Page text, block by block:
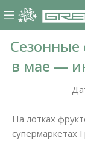
в мае —
На лотках
супермаркетах